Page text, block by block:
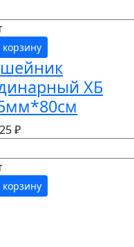
корзину
ХБ
₽
корзину